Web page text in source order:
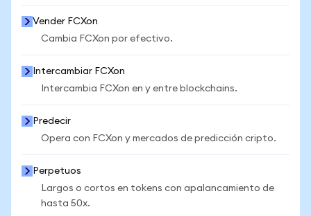
Vender FCXon
Cambia FCXon por efectivo.
Intercambiar FCXon
Intercambia FCXon en y entre blockchains.
Predecir
Opera con FCXon y mercados de predicción cripto.
Perpetuos
Largos o cortos en tokens con apalancamiento de
hasta 50x.